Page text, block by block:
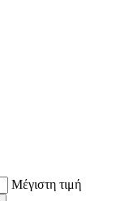
Μέγιστη τιμή